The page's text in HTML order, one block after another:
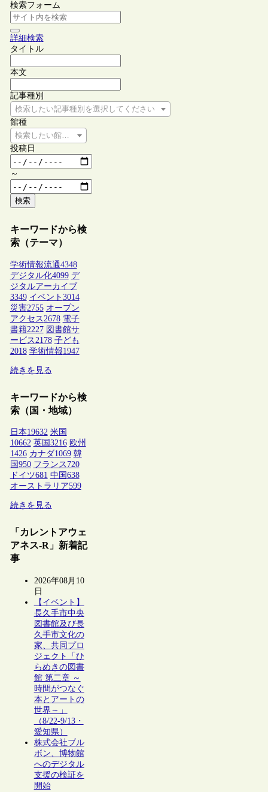
検索フォーム
詳細検索
タイトル
本文
記事種別
検索したい記事種別を選択してください
館種
検索したい館種を選択してください
投稿日
～
検索
キーワードから検
索（テーマ）
学術情報流通4348
デジタル化4099 デ
ジタルアーカイブ
3349 イベント 3014
災害2755 オープン
アクセス 2678 電子
書籍2227 図書館サ
ービス 2178 子ども
2018 学術情報1947
続きを見る
キーワードから検
索（国・地域）
日本19632 米国
10662 英国 3216 欧州
1426 カナダ1069 韓
国 950 フランス 720
ドイツ681 中国 638
オーストラリア599
続きを見る
「カレントアウェ
アネス-R」新着記
事
2026年08月10
日
【イベント】
長久手市中央
図書館及び長
久手市文化の
家、共同プロ
ジェクト「ひ
らめきの図書
館 第二章 ～
時間がつなぐ
本とアートの
世界～」
（8/22-9/13・
愛知県）
株式会社ブル
ボン、博物館
へのデジタル
支援の検証を
開始